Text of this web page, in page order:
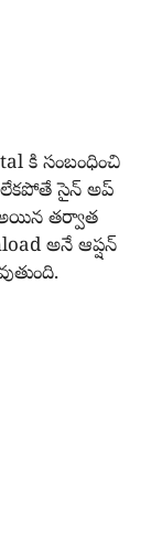
కి సంబంధించి
సైన్ అప్
అయిన తర్వాత
అనే ఆప్షన్